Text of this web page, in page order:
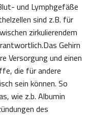
und Lymphgefäße
sind z.B. für
zirkulierendem
Gehirn
Versorgung und einen
die für andere
sein können. So
wie z.b. Albumin
des